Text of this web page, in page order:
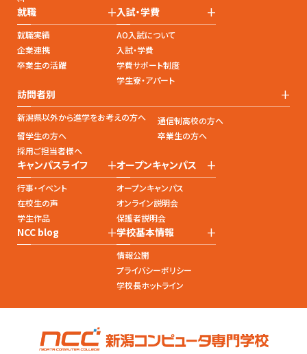
就職 +
就職実績
企業連携
卒業生の活躍
入試・学費 +
AO入試について
入試・学費
学費サポート制度
学生寮・アパート
訪問者別 +
新潟県以外から進学をお考えの方へ
通信制高校の方へ
留学生の方へ
卒業生の方へ
採用ご担当者様へ
キャンパスライフ +
行事・イベント
在校生の声
学生作品
オープンキャンパス +
オープンキャンパス
オンライン説明会
保護者説明会
NCC blog +学校基本情報 +
情報公開
プライバシーポリシー
学校長ホットライン